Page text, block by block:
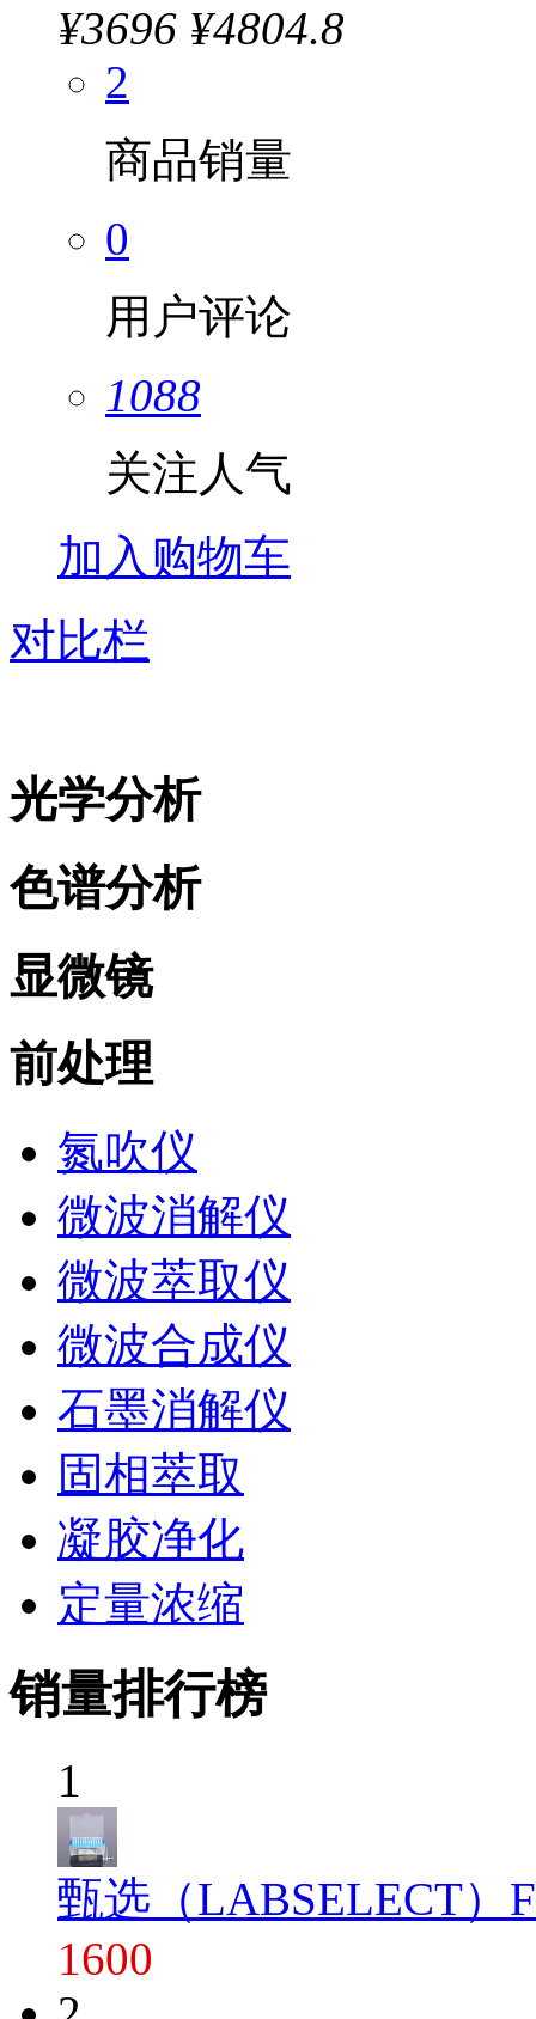
¥3696 ¥4804.8
2
商品销量
0
用户评论
1088
关注人气
加入购物车
对比栏
光学分析
色谱分析
显微镜
前处理
氮吹仪
微波消解仪
微波萃取仪
微波合成仪
石墨消解仪
固相萃取
凝胶净化
定量浓缩
销量排行榜
1
甄选（LABSELECT）
1600